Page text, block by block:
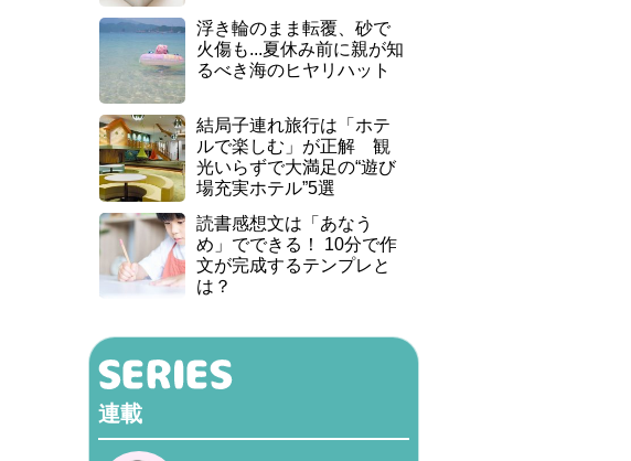
浮き輪のまま転覆、砂で
火傷も...夏休み前に親が知
るべき海のヒヤリハット
結局子連れ旅行は「ホテ
ルで楽しむ」が正解 観
光いらずで大満足の“遊び
場充実ホテル”5選
読書感想文は「あなう
め」でできる！ 10分で作
文が完成するテンプレと
は？
連載